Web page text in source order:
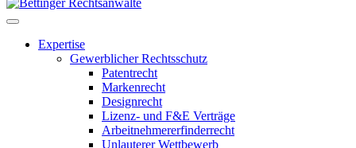
Expertise
Gewerblicher Rechtsschutz
Patentrecht
Markenrecht
Designrecht
Lizenz- und F&E Verträge
Arbeitnehmererfinderrecht
Unlauterer Wettbewerb